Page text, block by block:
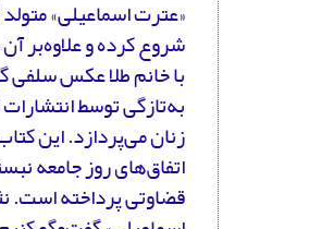
شروع کرده و علاوه‌بر
با خانم طلا عکس سلفی
به‌تازگی توسط
اتفاق‌های روز جامعه
قضاوتی پرداخته است.